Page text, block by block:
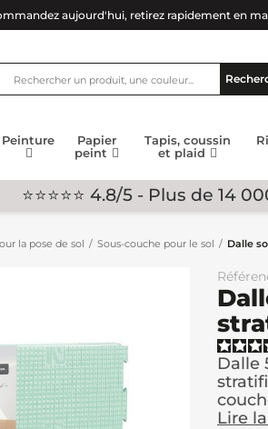
aujourd'hui, retirez rapidement en
Peinture
Papier
peint
Tapis, coussin
et plaid
⭐⭐⭐⭐⭐ 4.8/5 - Plus de 14
la pose de sol Sous-couche pour le sol Dalle
Dalle
Lire